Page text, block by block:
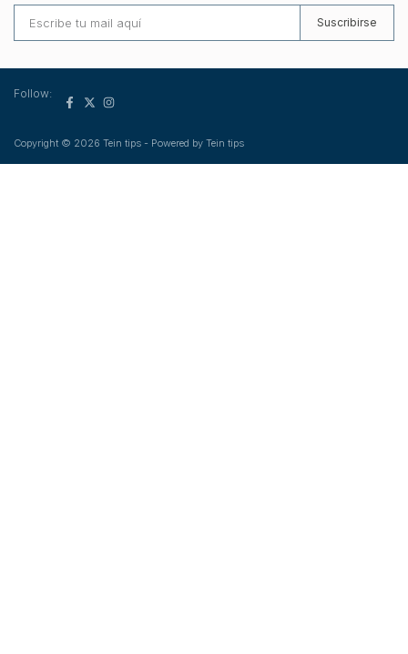
Suscribirse
Copyright © 2026 Tein tips - Powered by Tein tips
Follow: